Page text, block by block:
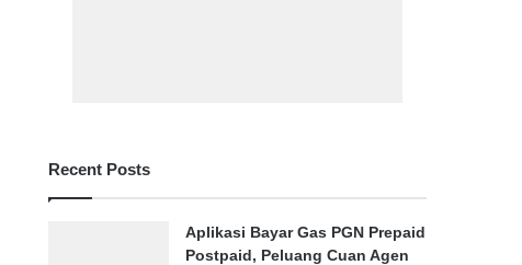
Recent Posts
Aplikasi Bayar Gas PGN Prepaid
Postpaid, Peluang Cuan Agen